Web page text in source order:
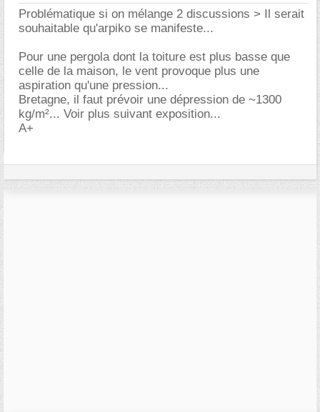
Problématique si on mélange 2 discussions > Il serait
souhaitable qu'arpiko se manifeste...
Pour une pergola dont la toiture est plus basse que
celle de la maison, le vent provoque plus une
aspiration qu'une pression...
Bretagne, il faut prévoir une dépression de ~1300
kg/m²... Voir plus suivant exposition...
A+